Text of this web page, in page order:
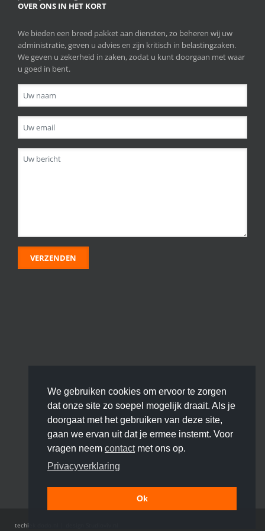
OVER ONS IN HET KORT
We bieden een breed pakket aan diensten, zo beheren wij uw
administratie, geven u advies en zijn kritisch in belastingzaken.
We geven u zekerheid in zaken, zodat u kunt doorgaan met waar
u goed in bent.
techiek
We gebruiken cookies om ervoor te zorgen
dat onze site zo soepel mogelijk draait. Als je
doorgaat met het gebruiken van deze site,
gaan we ervan uit dat je ermee instemt. Voor
vragen neem contactmet ons op.
Privacyverklaring
Ok